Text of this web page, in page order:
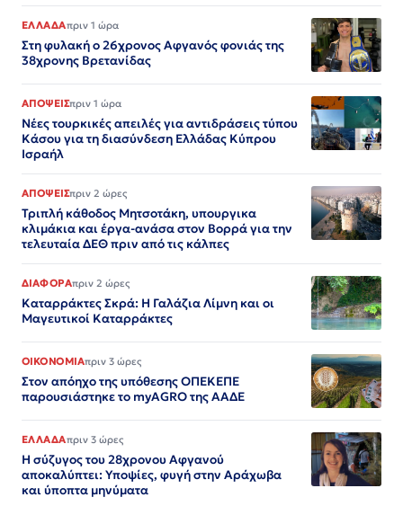
ΕΛΛΑΔΑπριν 1 ώρα
Στη φυλακή ο 26χρονος Αφγανός φονιάς της
38χρονης Βρετανίδας
ΑΠΟΨΕΙΣπριν 1 ώρα
Νέες τουρκικές απειλές για αντιδράσεις τύπου
Κάσου για τη διασύνδεση Ελλάδας Κύπρου
Ισραήλ
ΑΠΟΨΕΙΣπριν 2 ώρες
Τριπλή κάθοδος Μητσοτάκη, υπουργικα
κλιμάκια και έργα-ανάσα στον Βορρά για την
τελευταία ΔΕΘ πριν από τις κάλπες
ΔΙΑΦΟΡΑπριν 2 ώρες
Καταρράκτες Σκρά: Η Γαλάζια Λίμνη και οι
Μαγευτικοί Καταρράκτες
ΟΙΚΟΝΟΜΙΑπριν 3 ώρες
Στον απόηχο της υπόθεσης ΟΠΕΚΕΠΕ
παρουσιάστηκε το myAGRO της ΑΑΔΕ
ΕΛΛΑΔΑπριν 3 ώρες
Η σύζυγος του 28χρονου Αφγανού
αποκαλύπτει: Υποψίες, φυγή στην Αράχωβα
και ύποπτα μηνύματα